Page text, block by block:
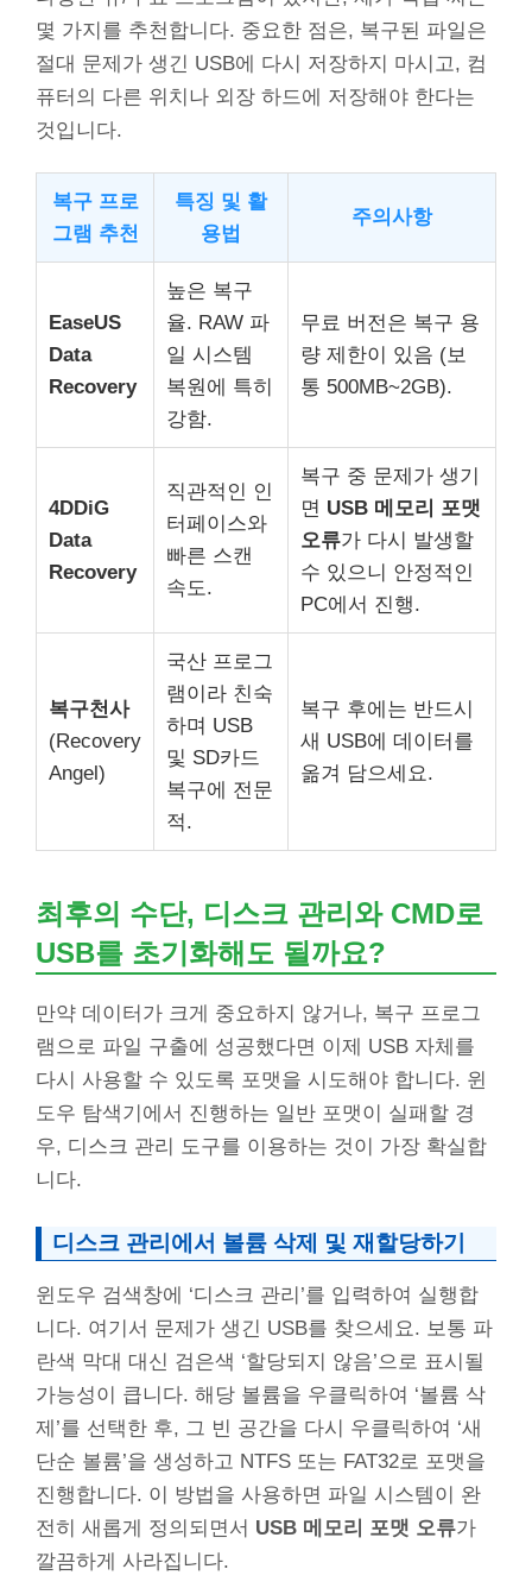
몇 가지를 추천합니다. 중요한 점은, 복구된 파일은
절대 문제가 생긴 USB에 다시 저장하지 마시고, 컴
퓨터의 다른 위치나 외장 하드에 저장해야 한다는
것입니다.
복구 프로
그램 추천
특징 및 활
용법
주의사항
EaseUS
Data
Recovery
높은 복구
율. RAW 파
일 시스템
복원에 특히
강함.
무료 버전은 복구 용
량 제한이 있음 (보
통 500MB~2GB).
4DDiG
Data
Recovery
직관적인 인
터페이스와
빠른 스캔
속도.
복구 중 문제가 생기
면 USB 메모리 포맷
오류가 다시 발생할
수 있으니 안정적인
PC에서 진행.
복구천사
(Recovery
Angel)
국산 프로그
램이라 친숙
하며 USB
및 SD카드
복구에 전문
적.
복구 후에는 반드시
새 USB에 데이터를
옮겨 담으세요.
최후의 수단, 디스크 관리와 CMD로
USB를 초기화해도 될까요?
만약 데이터가 크게 중요하지 않거나, 복구 프로그
램으로 파일 구출에 성공했다면 이제 USB 자체를
다시 사용할 수 있도록 포맷을 시도해야 합니다. 윈
도우 탐색기에서 진행하는 일반 포맷이 실패할 경
우, 디스크 관리 도구를 이용하는 것이 가장 확실합
니다.
디스크 관리에서 볼륨 삭제 및 재할당하기
윈도우 검색창에 ‘디스크 관리’를 입력하여 실행합
니다. 여기서 문제가 생긴 USB를 찾으세요. 보통 파
란색 막대 대신 검은색 ‘할당되지 않음’으로 표시될
가능성이 큽니다. 해당 볼륨을 우클릭하여 ‘볼륨 삭
제’를 선택한 후, 그 빈 공간을 다시 우클릭하여 ‘새
단순 볼륨’을 생성하고 NTFS 또는 FAT32로 포맷을
진행합니다. 이 방법을 사용하면 파일 시스템이 완
전히 새롭게 정의되면서 USB 메모리 포맷 오류가
깔끔하게 사라집니다.